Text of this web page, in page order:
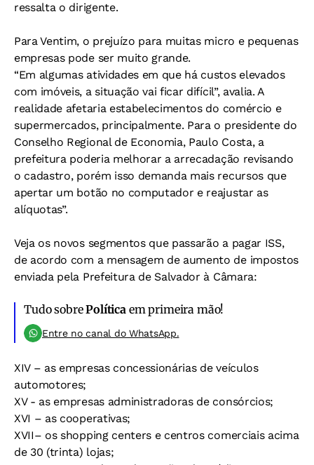
ressalta o dirigente.
Para Ventim, o prejuízo para muitas micro e pequenas
empresas pode ser muito grande.
“Em algumas atividades em que há custos elevados
com imóveis, a situação vai ficar difícil”, avalia. A
realidade afetaria estabelecimentos do comércio e
supermercados, principalmente. Para o presidente do
Conselho Regional de Economia, Paulo Costa, a
prefeitura poderia melhorar a arrecadação revisando
o cadastro, porém isso demanda mais recursos que
apertar um botão no computador e reajustar as
alíquotas”.
Veja os novos segmentos que passarão a pagar ISS,
de acordo com a mensagem de aumento de impostos
enviada pela Prefeitura de Salvador à Câmara:
Tudo sobrePolíticaem primeira mão!
Entre no canal do WhatsApp.
XIV – as empresas concessionárias de veículos
automotores;
XV - as empresas administradoras de consórcios;
XVI – as cooperativas;
XVII– os shopping centers e centros comerciais acima
de 30 (trinta) lojas;